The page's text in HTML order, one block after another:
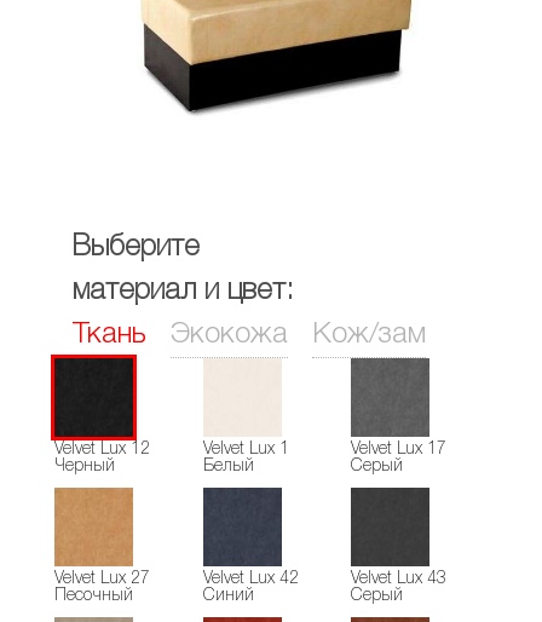
Выберите
материал и цвет:
Ткань Экокожа Кож/зам
Velvet Lux 12
Черный
Velvet Lux 1
Белый
Velvet Lux 17
Серый
Velvet Lux 27
Песочный
Velvet Lux 42
Синий
Velvet Lux 43
Серый